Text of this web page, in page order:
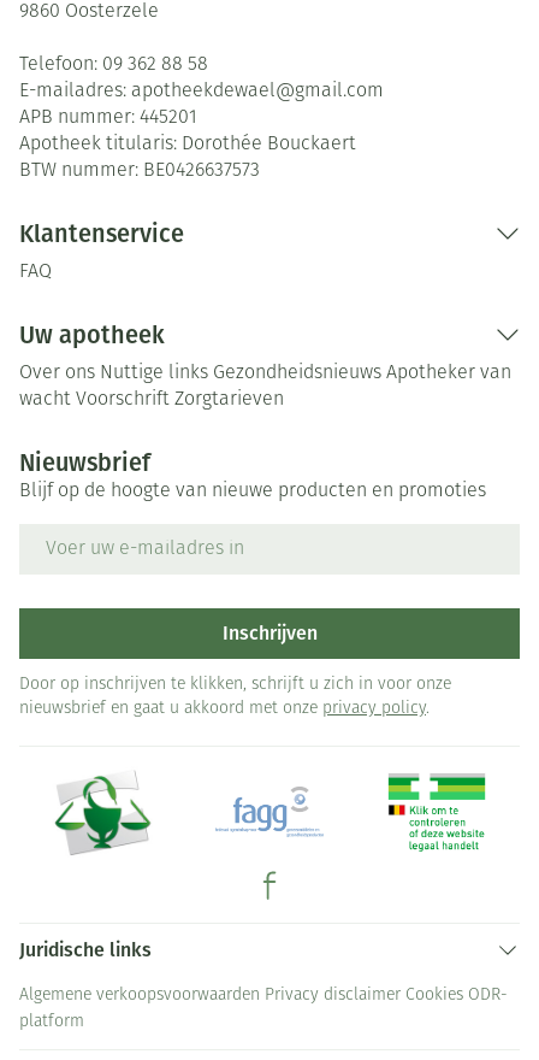
9860 Oosterzele
Telefoon: 09 362 88 58
E-mailadres: apotheekdewael@gmail.com
APB nummer: 445201
Apotheek titularis: Dorothée Bouckaert
BTW nummer: BE0426637573
Klantenservice
FAQ
Uw apotheek
Over ons Nuttige links Gezondheidsnieuws Apotheker van
wacht Voorschrift Zorgtarieven
Nieuwsbrief
Blijf op de hoogte van nieuwe producten en promoties
Inschrijven
Door op inschrijven te klikken, schrijft u zich in voor onze
nieuwsbrief en gaat u akkoord met onze privacy policy.
Juridische links
Algemene verkoopsvoorwaarden Privacy disclaimer Cookies ODR-
platform